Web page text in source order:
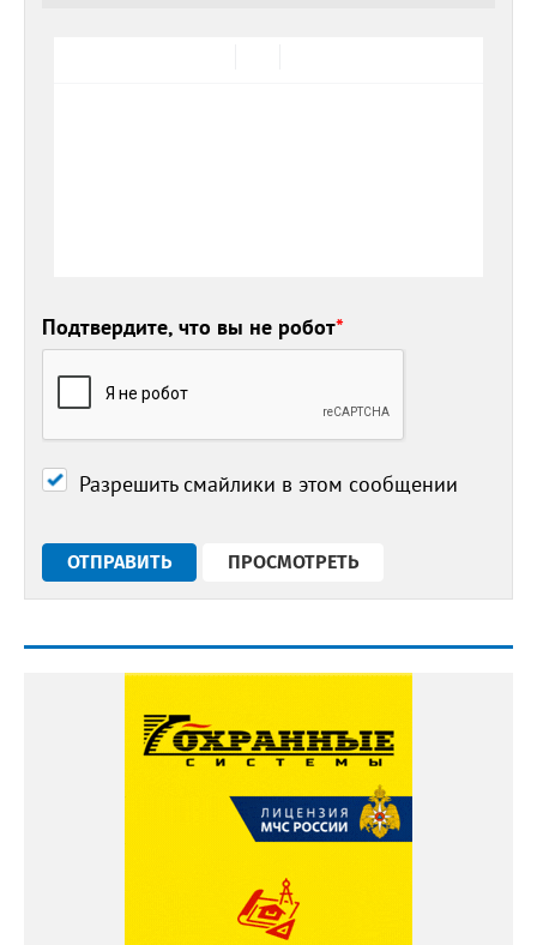
Подтвердите, что вы не робот*
Разрешить смайлики в этом сообщении